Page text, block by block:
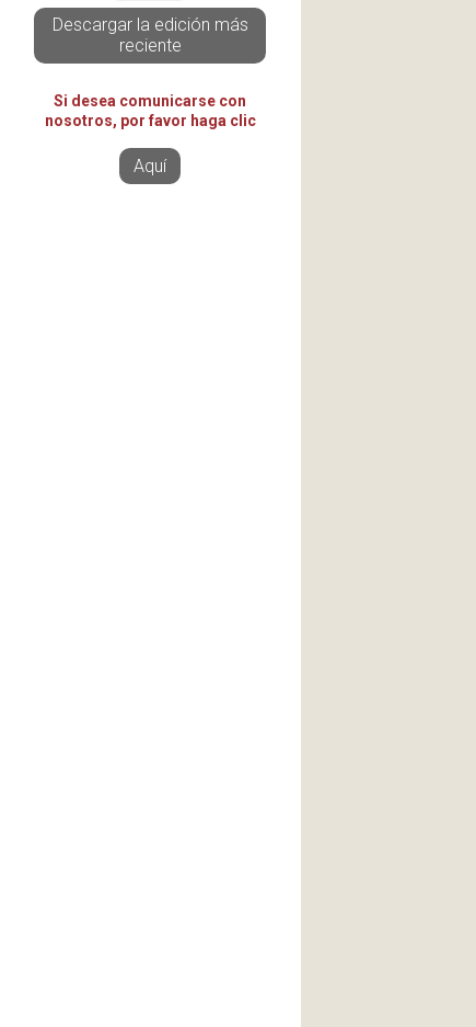
Descargar la edición más
reciente
Si desea comunicarse con
nosotros, por favor haga clic
Aquí